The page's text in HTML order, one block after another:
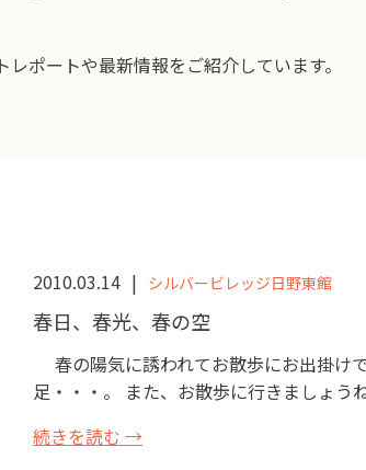
レポートや最新情報をご紹介しています。
2010.03.14 シルバービレッジ日野東館
春日、春光、春の空
春の陽気に誘われてお散歩にお出掛け
足・・・。 また、お散歩に行きましょ
続きを読む →